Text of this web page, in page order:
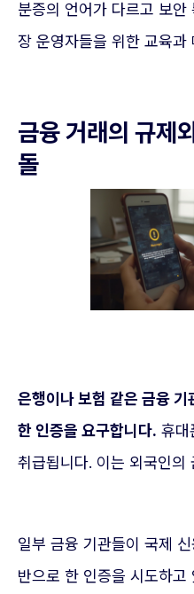
분증의 언어가 다르고 보안
장 운영자들을 위한 교육과
금융 거래의 규제
돌
은행이나 보험 같은 금융
한 인증을 요구합니다. 휴대
취급됩니다. 이는 외국인의
일부 금융 기관들이 국제
반으로 한 인증을 시도하고